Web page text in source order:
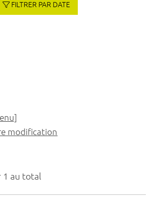
1 au total
FILTRER PAR DATE
modification